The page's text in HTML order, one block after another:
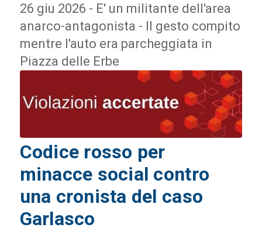
26 giu 2026 - E' un militante dell'area
anarco-antagonista - Il gesto compito
mentre l'auto era parcheggiata in
Piazza delle Erbe
Codice rosso per
minacce social contro
una cronista del caso
Garlasco